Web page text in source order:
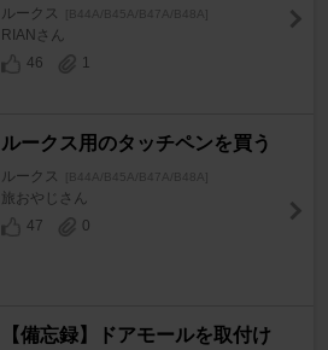
ルークス [B44A/B45A/B47A/B48A]
RIANさん
46
1
ルークス用のタッチペンを買う
ルークス [B44A/B45A/B47A/B48A]
旅おやじさん
47
0
【備忘録】ドアモールを取付け